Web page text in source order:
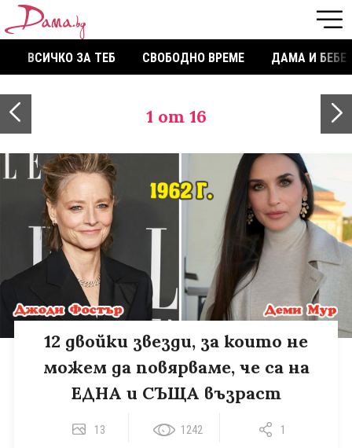
ВСИЧКО ЗА ТЕБ СВОБОДНО ВРЕМЕ ДАМА И БЕБЕ
1 от 16
12 двойки звезди, за които не
можем да повярваме, че са на
ЕДНА и СЪЩА възраст
13 1242 1